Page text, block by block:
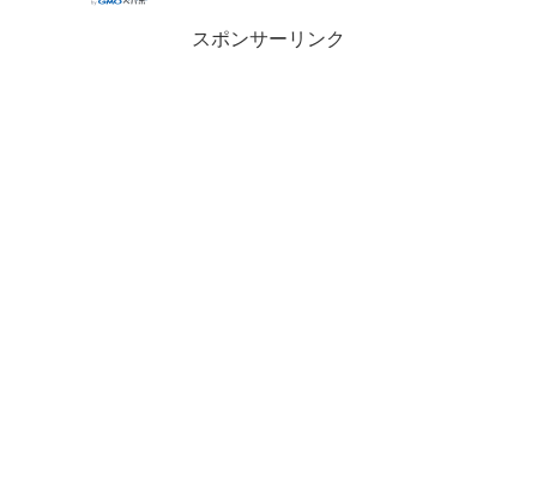
スポンサーリンク